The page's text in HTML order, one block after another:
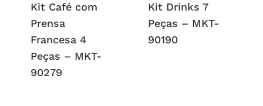
Kit Café com
Prensa
Francesa 4
Peças – MKT-
90279
Kit Drinks 7
Peças – MKT-
90190